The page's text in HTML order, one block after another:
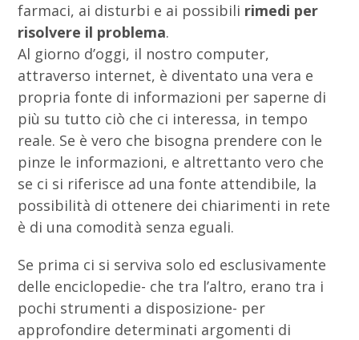
farmaci, ai disturbi e ai possibili rimedi per
risolvere il problema.
Al giorno d’oggi, il nostro computer,
attraverso internet, è diventato una vera e
propria fonte di informazioni per saperne di
più su tutto ciò che ci interessa, in tempo
reale. Se è vero che bisogna prendere con le
pinze le informazioni, e altrettanto vero che
se ci si riferisce ad una fonte attendibile, la
possibilità di ottenere dei chiarimenti in rete
è di una comodità senza eguali.
Se prima ci si serviva solo ed esclusivamente
delle enciclopedie- che tra l’altro, erano tra i
pochi strumenti a disposizione- per
approfondire determinati argomenti di